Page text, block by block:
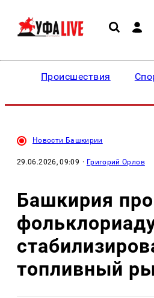
Происшествия
Новости Башкирии
29.06.2026, 09:09 · Григорий Орлов
Башкирия
топливный